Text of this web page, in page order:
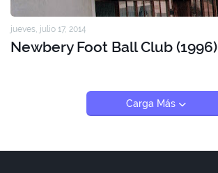
jueves, julio 17, 2014
Newbery Foot Ball Club (1996)
Carga Más